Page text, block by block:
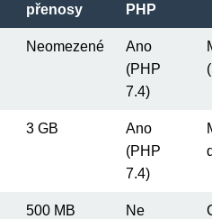
přenosy
PHP
Neomezené
Ano
(PHP
7.4)
3 GB
Ano
(PHP
7.4)
500 MB Ne